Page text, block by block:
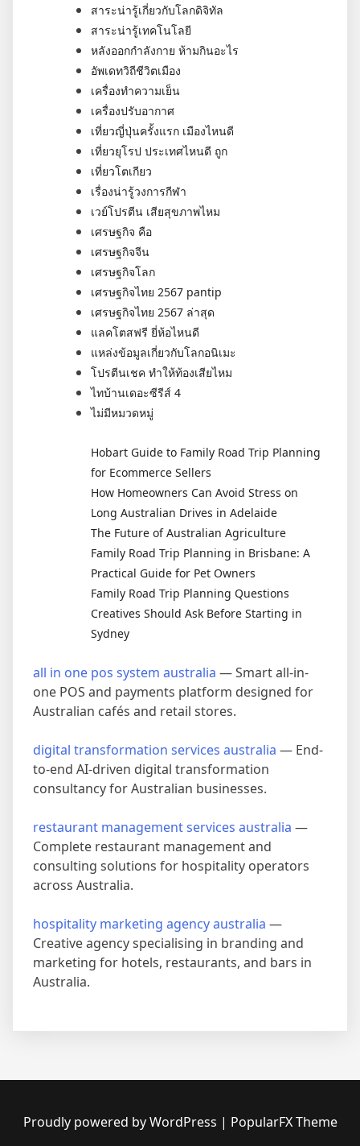
สาระน่ารู้เกี่ยวกับโลกดิจิทัล
สาระน่ารู้เทคโนโลยี
หลังออกกําลังกาย ห้ามกินอะไร
อัพเดทวิถีชีวิตเมือง
เครื่องทำความเย็น
เครื่องปรับอากาศ
เที่ยวญี่ปุ่นครั้งแรก เมืองไหนดี
เที่ยวยุโรป ประเทศไหนดี ถูก
เที่ยวโตเกียว
เรื่องน่ารู้วงการกีฬา
เวย์โปรตีน เสียสุขภาพไหม
เศรษฐกิจ คือ
เศรษฐกิจจีน
เศรษฐกิจโลก
เศรษฐกิจไทย 2567 pantip
เศรษฐกิจไทย 2567 ล่าสุด
แลคโตสฟรี ยี่ห้อไหนดี
แหล่งข้อมูลเกี่ยวกับโลกอนิเมะ
โปรตีนเชค ทำให้ท้องเสียไหม
ไทบ้านเดอะซีรีส์ 4
ไม่มีหมวดหมู่
Hobart Guide to Family Road Trip Planning
for Ecommerce Sellers
How Homeowners Can Avoid Stress on
Long Australian Drives in Adelaide
The Future of Australian Agriculture
Family Road Trip Planning in Brisbane: A
Practical Guide for Pet Owners
Family Road Trip Planning Questions
Creatives Should Ask Before Starting in
Sydney
all in one pos system australia — Smart all-in-
one POS and payments platform designed for
Australian cafés and retail stores.
digital transformation services australia — End-
to-end AI-driven digital transformation
consultancy for Australian businesses.
restaurant management services australia —
Complete restaurant management and
consulting solutions for hospitality operators
across Australia.
hospitality marketing agency australia —
Creative agency specialising in branding and
marketing for hotels, restaurants, and bars in
Australia.
Proudly powered by WordPress | PopularFX Theme